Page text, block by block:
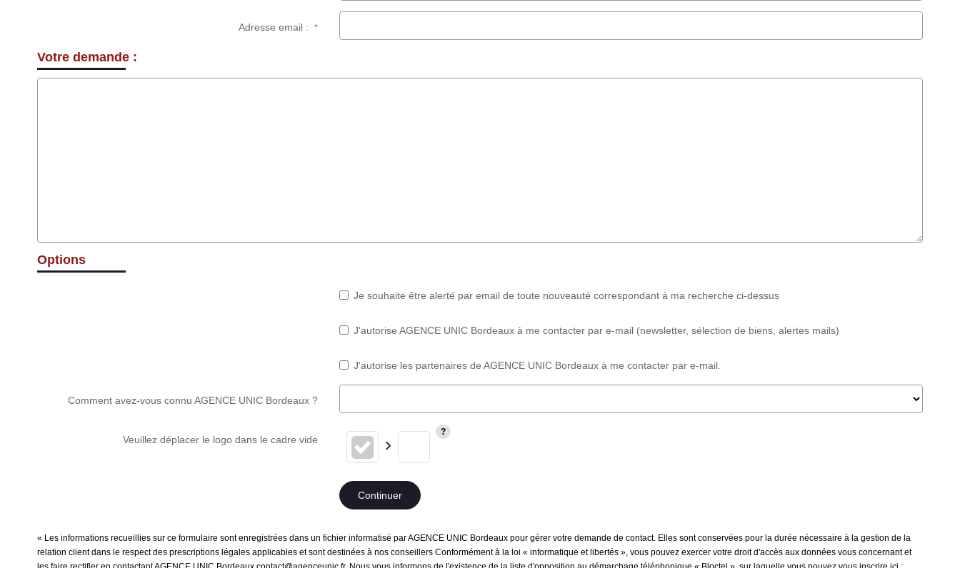
Adresse email :*
Votre demande :
Options
Je souhaite être alerté par email de toute nouveauté correspondant à ma recherche ci-dessus
J'autorise AGENCE UNIC Bordeaux à me contacter par e-mail (newsletter, sélection de biens, alertes mails)
J'autorise les partenaires de AGENCE UNIC Bordeaux à me contacter par e-mail.
Comment avez-vous connu AGENCE UNIC Bordeaux ?
Veuillez déplacer le logo dans le cadre vide
Continuer
« Les informations recueillies sur ce formulaire sont enregistrées dans un fichier informatisé par AGENCE UNIC Bordeaux pour gérer votre demande de contact. Elles sont conservées pour la durée nécessaire à la gestion de la
relation client dans le respect des prescriptions légales applicables et sont destinées à nos conseillers Conformément à la loi « informatique et libertés », vous pouvez exercer votre droit d'accès aux données vous concernant et